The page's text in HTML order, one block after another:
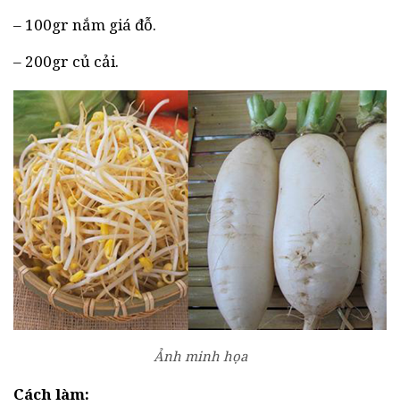
– 100gr nắm giá đỗ.
– 200gr củ cải.
Ảnh minh họa
Cách làm: